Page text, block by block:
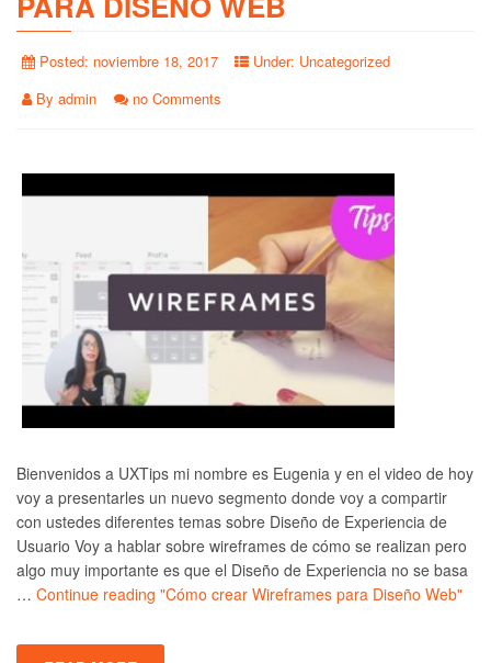
Posted: noviembre 18, 2017 Under: Uncategorized
By admin no Comments
Bienvenidos a UXTips mi nombre es Eugenia y en el video de hoy
voy a presentarles un nuevo segmento donde voy a compartir
con ustedes diferentes temas sobre Diseño de Experiencia de
Usuario Voy a hablar sobre wireframes de cómo se realizan pero
algo muy importante es que el Diseño de Experiencia no se basa
… Continue reading "Cómo crear Wireframes para Diseño Web"